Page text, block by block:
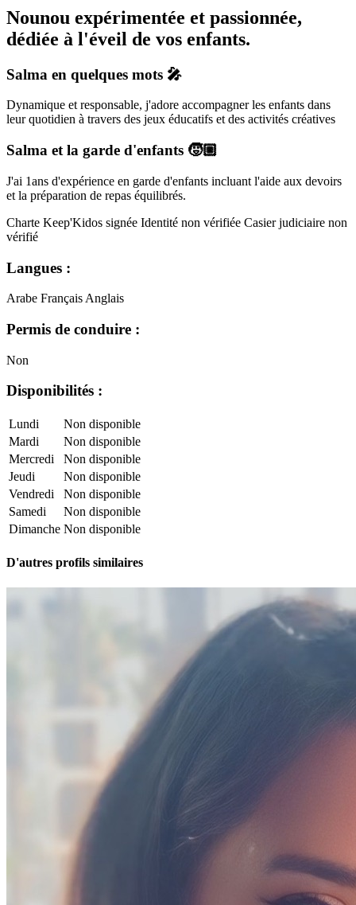
Nounou expérimentée et passionnée,
dédiée à l'éveil de vos enfants.
Salma en quelques mots 🎤
Dynamique et responsable, j'adore accompagner les enfants dans
leur quotidien à travers des jeux éducatifs et des activités créatives
Salma et la garde d'enfants 🧒🏼
J'ai 1ans d'expérience en garde d'enfants incluant l'aide aux devoirs
et la préparation de repas équilibrés.
Charte Keep'Kidos signée Identité non vérifiée Casier judiciaire non
vérifié
Langues :
Arabe Français Anglais
Permis de conduire :
Non
Disponibilités :
Lundi
Non disponible
Mardi
Non disponible
Mercredi
Non disponible
Jeudi
Non disponible
Vendredi
Non disponible
Samedi
Non disponible
Dimanche Non disponible
D'autres profils similaires